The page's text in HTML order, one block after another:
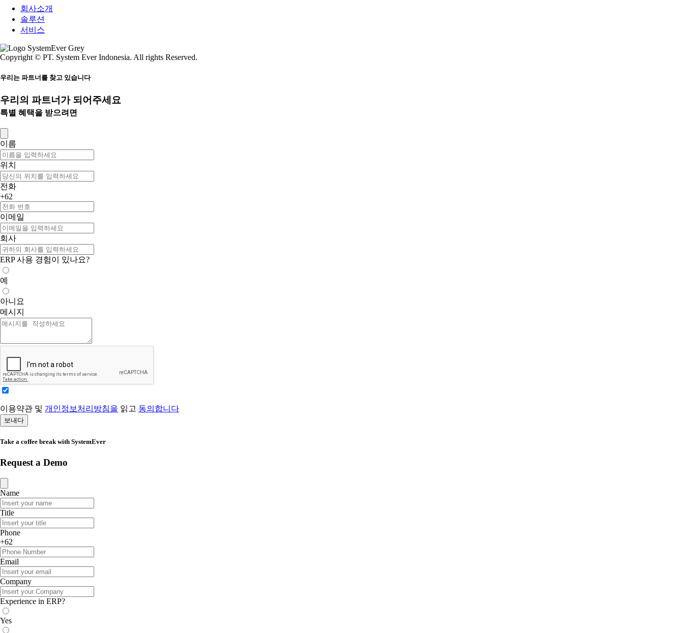
회사소개
솔루션
서비스
Copyright © PT. System Ever Indonesia. All rights Reserved.
우리는 파트너를 찾고 있습니다
우리의 파트너가 되어주세요
특별 혜택을 받으려면
이름
위치
전화
+62
이메일
회사
ERP 사용 경험이 있나요?
예
아니요
메시지
이용약관 및 개인정보처리방침을 읽고 동의합니다
보내다
Take a coffee break with SystemEver
Request a Demo
Name
Title
Phone
+62
Email
Company
Experience in ERP?
Yes